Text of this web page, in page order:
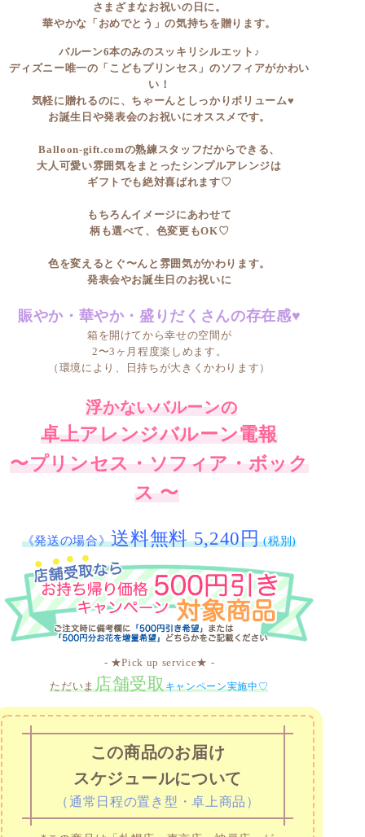
さまざまなお祝いの日に。
華やかな「おめでとう」の気持ちを贈ります。
バルーン6本のみのスッキリシルエット♪
ディズニー唯一の「こどもプリンセス」のソフィアがかわい
い！
気軽に贈れるのに、ちゃーんとしっかりボリューム♥
お誕生日や発表会のお祝いにオススメです。
Balloon-gift.comの熟練スタッフだからできる、
大人可愛い雰囲気をまとったシンプルアレンジは
ギフトでも絶対喜ばれます♡
もちろんイメージにあわせて
柄も選べて、色変更もOK♡
色を変えるとぐ〜んと雰囲気がかわります。
発表会やお誕生日のお祝いに
賑やか・華やか・盛りだくさんの存在感♥
箱を開けてから幸せの空間が
2〜3ヶ月程度楽しめます。
（環境により、日持ちが大きくかわります）
浮かないバルーンの
卓上アレンジバルーン電報
〜プリンセス・ソフィア・ボック
ス 〜
《発送の場合》送料無料 5,240円(税別)
- ★Pick up service★ -
ただいま 店舗受取キャンペーン実施中♡
この商品のお届け
スケジュールについて
（通常日程の置き型・卓上商品）